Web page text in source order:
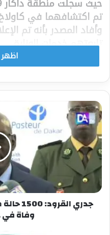
تم اكتشافهما في
تابعتهم خدمات الوزارة.
وتقول الوزارة إنه لم يتم
يخضع 224 مريضًا للعلاج.
1968 حالة وفاة.
حملة التطعيم الوطنية في
شارك هذا الموضوع:
فيس بوك X
اظهر
وفاة في